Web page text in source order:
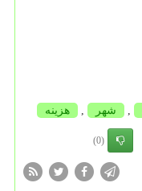
, شهر , هزینه
(0)